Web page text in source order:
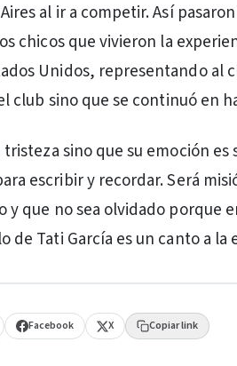
al ir a competir. Así
chicos que vivieron la
Unidos, representando al
club sino que se continuó en
sino que su emoción
escribir y recordar. Será
y que no sea olvidado porque
de Tati García es un canto a la
Facebook X Copiar link